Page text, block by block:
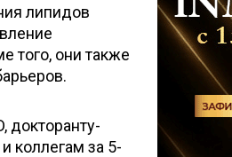
липидов
того, они также
докторанту-
коллегам за 5-